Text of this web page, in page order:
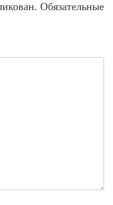
Обязательные